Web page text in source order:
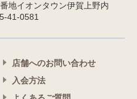
地イオンタウン伊賀上野内
41-0581
店舗へのお問い合わせ
入会方法